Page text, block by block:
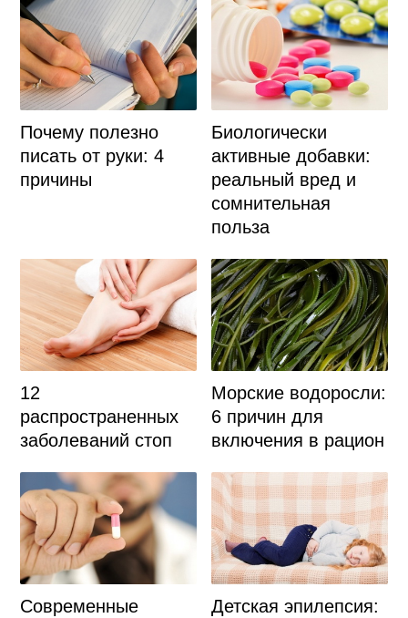
Почему полезно
писать от руки: 4
причины
Биологически
активные добавки:
реальный вред и
сомнительная
польза
12
распространенных
заболеваний стоп
Морские водоросли:
6 причин для
включения в рацион
Современные
Детская эпилепсия: